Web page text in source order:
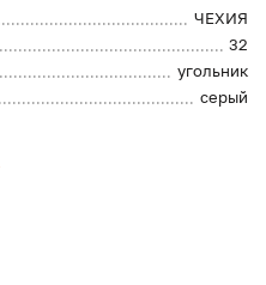
ЧЕХИЯ
32
угольник
серый